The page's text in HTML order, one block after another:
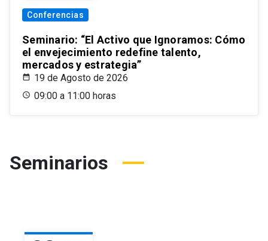
Conferencias
Seminario: “El Activo que Ignoramos: Cómo
el envejecimiento redefine talento,
mercados y estrategia”
19 de Agosto de 2026
09:00 a 11:00 horas
Seminarios